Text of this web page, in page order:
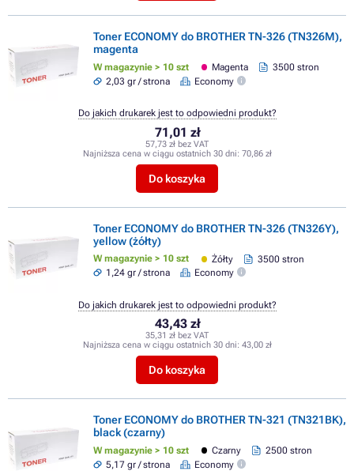
Toner ECONOMY do BROTHER TN-326 (TN326M),
magenta
W magazynie > 10 szt Magenta
3500 stron
2,03 gr / strona
Economy
71,01 zł
57,73 zł bez VAT
Najniższa cena w ciągu ostatnich 30 dni: 70,86 zł
Do koszyka
Do jakich drukarek jest to odpowiedni produkt?
Toner ECONOMY do BROTHER TN-326 (TN326Y),
yellow (żółty)
W magazynie > 10 szt Żółty
3500 stron
1,24 gr / strona
Economy
43,43 zł
35,31 zł bez VAT
Najniższa cena w ciągu ostatnich 30 dni: 43,00 zł
Do koszyka
Do jakich drukarek jest to odpowiedni produkt?
Toner ECONOMY do BROTHER TN-321 (TN321BK),
black (czarny)
W magazynie > 10 szt Czarny
2500 stron
5,17 gr / strona
Economy